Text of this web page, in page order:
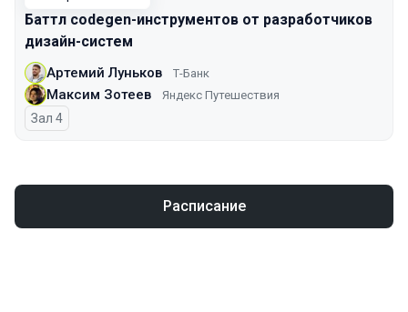
Баттл codegen-инструментов от разработчиков
дизайн-систем
Артемий Луньков Т-Банк
Максим Зотеев Яндекс Путешествия
Зал 4
Расписание